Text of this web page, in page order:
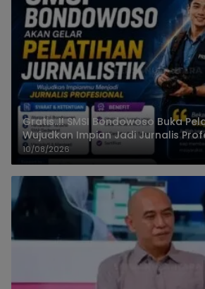
Gratis..!! SMSI Bondowoso Buka
Wujudkan Impian Jadi Jurnalis
10/08/2026